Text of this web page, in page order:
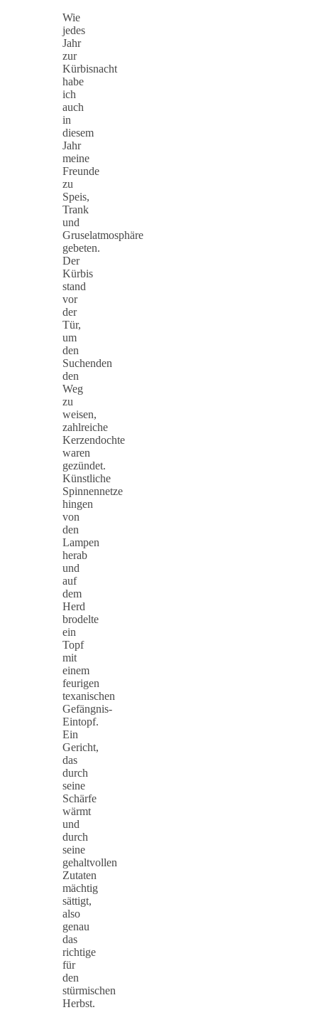
Wie
jedes
Jahr
zur
Kürbisnacht
habe
ich
auch
in
diesem
Jahr
meine
Freunde
zu
Speis,
Trank
und
Gruselatmosphäre
gebeten.
Der
Kürbis
stand
vor
der
Tür,
um
den
Suchenden
den
Weg
zu
weisen,
zahlreiche
Kerzendochte
waren
gezündet.
Künstliche
Spinnennetze
hingen
von
den
Lampen
herab
und
auf
dem
Herd
brodelte
ein
Topf
mit
einem
feurigen
texanischen
Gefängnis-
Eintopf.
Ein
Gericht,
das
durch
seine
Schärfe
wärmt
und
durch
seine
gehaltvollen
Zutaten
mächtig
sättigt,
also
genau
das
richtige
für
den
stürmischen
Herbst.